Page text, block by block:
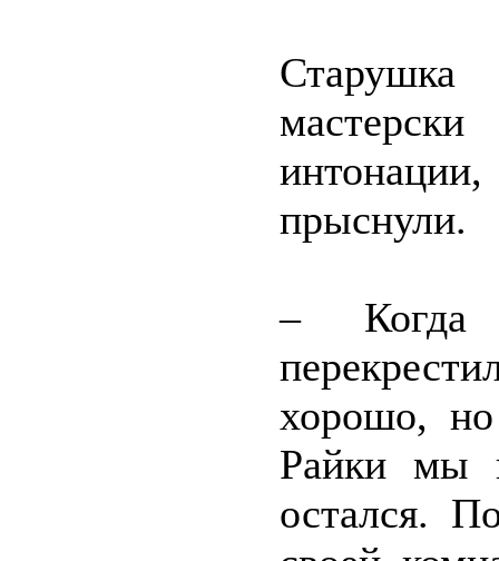
прыснули.
–
хорошо,
Райки мы
остался.